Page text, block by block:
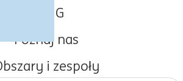
O ING
Poznaj nas
i zespoły